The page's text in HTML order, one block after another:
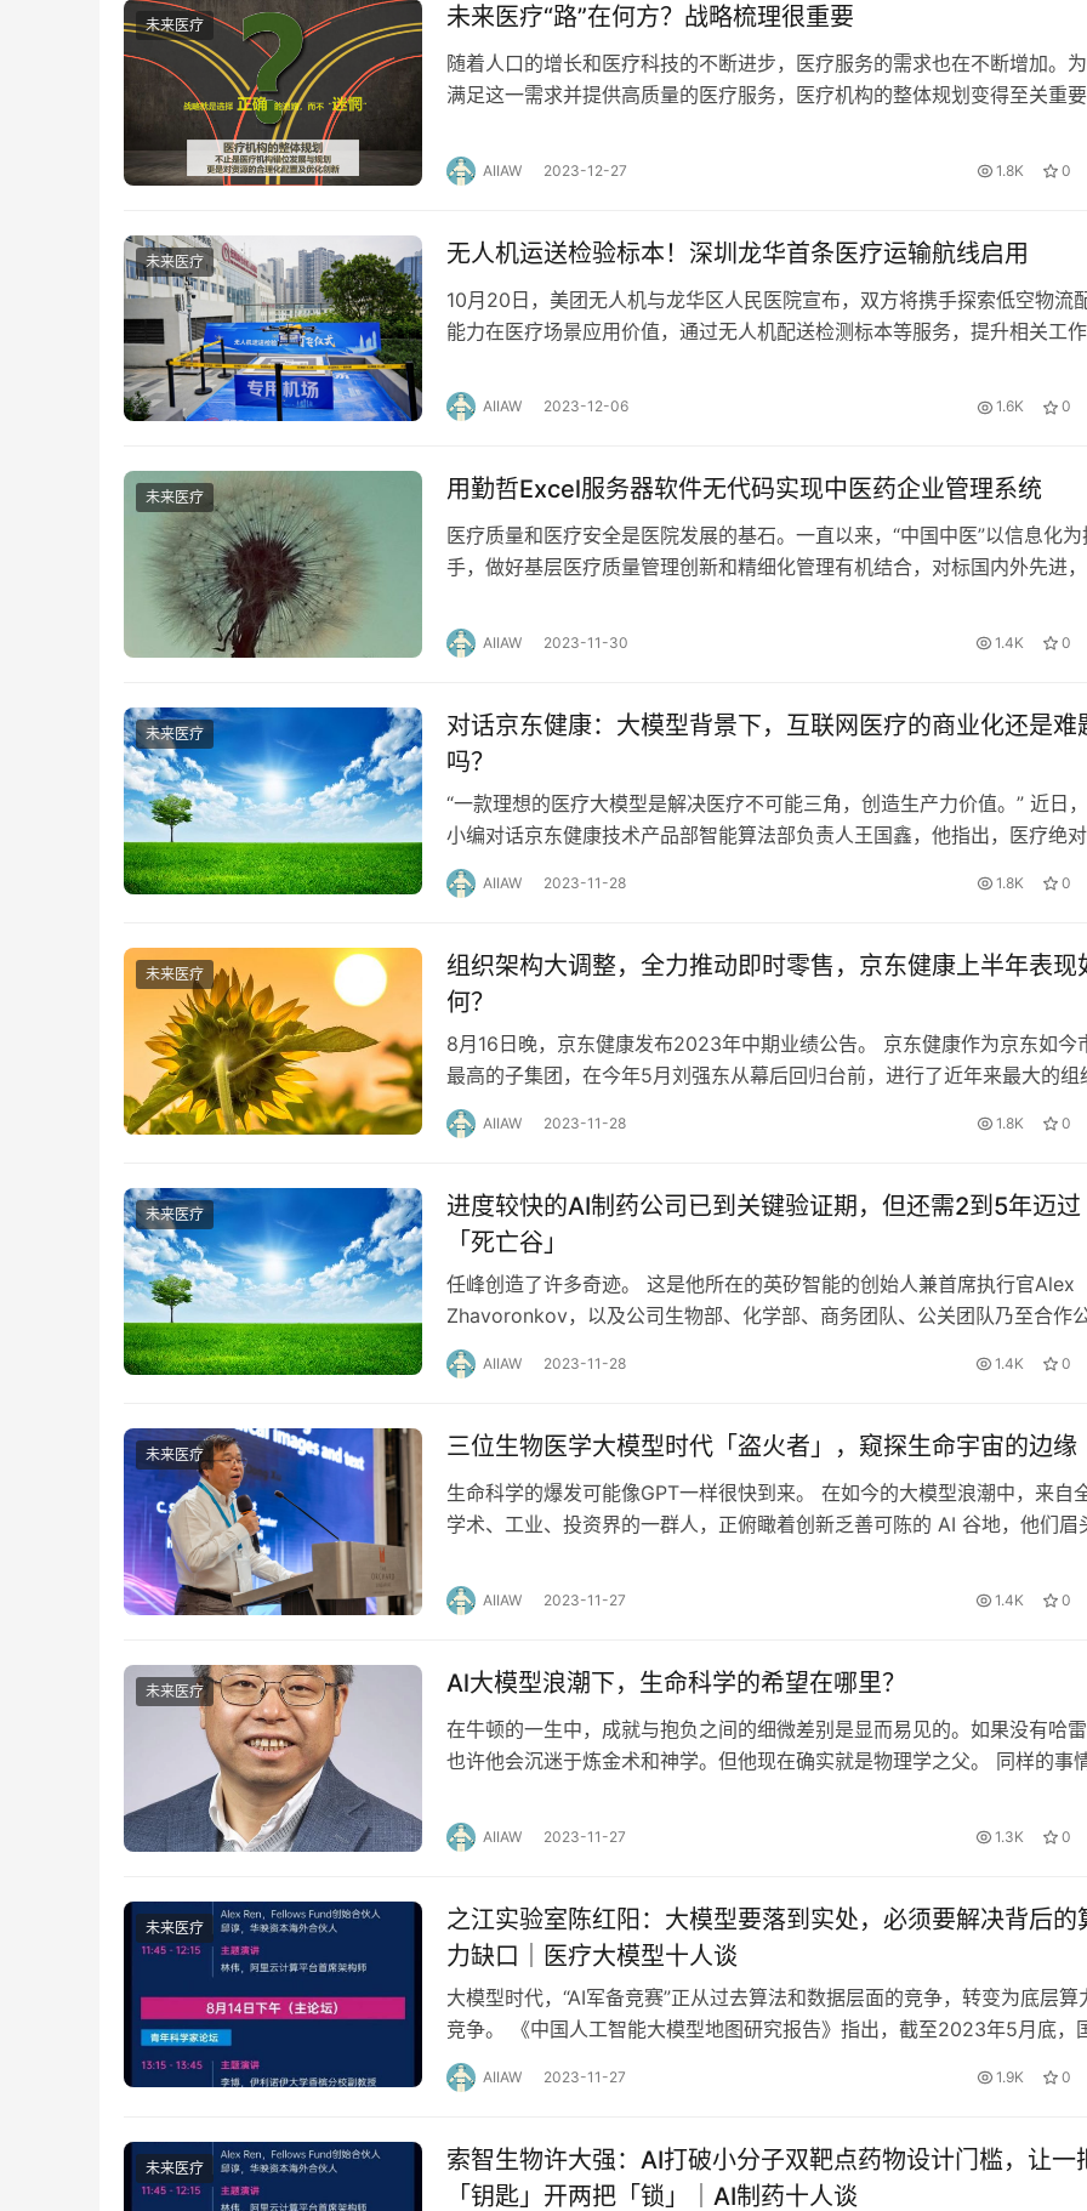
未来医疗 未来医疗“路”在何方？战略梳理很重要
随着人口的增长和医疗科技的不断进步，医疗服务的需求也在不断增加。
满足这一需求并提供高质量的医疗服务，医疗机构的整体规划变得至关重要
AIIAW 2023-12-27 1.8K 0
未来医疗 无人机运送检验标本！深圳龙华首条医疗运输航线启用
10月20日，美团无人机与龙华区人民医院宣布，双方将携手探索低空物流
能力在医疗场景应用价值，通过无人机配送检测标本等服务，提升相关工作
AIIAW 2023-12-06 1.6K 0
未来医疗 用勤哲Excel服务器软件无代码实现中医药企业管理系统
医疗质量和医疗安全是医院发展的基石。一直以来，“中国中医”以信息化为
手，做好基层医疗质量管理创新和精细化管理有机结合，对标国内外先进，
AIIAW 2023-11-30 1.4K 0
未来医疗
对话京东健康：大模型背景下，互联网医疗的商业化还是难
吗？
“一款理想的医疗大模型是解决医疗不可能三角，创造生产力价值。” 近日
小编对话京东健康技术产品部智能算法部负责人王国鑫，他指出，医疗绝对
给量不足是造成医疗“不可能”三角&#82…
AIIAW 2023-11-28 1.8K 0
未来医疗
组织架构大调整，全力推动即时零售，京东健康上半年表现
何？
8月16日晚，京东健康发布2023年中期业绩公告。 京东健康作为京东如今
最高的子集团，在今年5月刘强东从幕后回归台前，进行了近年来最大的组
革。新成立「即时零售部」、「线下医…
AIIAW 2023-11-28 1.8K 0
未来医疗
进度较快的AI制药公司已到关键验证期，但还需2到5年迈过
「死亡谷」
任峰创造了许多奇迹。 这是他所在的英矽智能的创始人兼首席执行官Alex
Zhavoronkov，以及公司生物部、化学部、商务团队、公关团队乃至合作
给出的一致评价。 任峰有一份漂…
AIIAW 2023-11-28 1.4K 0
未来医疗 三位生物医学大模型时代「盗火者」，窥探生命宇宙的边缘
生命科学的爆发可能像GPT一样很快到来。 在如今的大模型浪潮中，来自
学术、工业、投资界的一群人，正俯瞰着创新乏善可陈的 AI 谷地，他们眉
AIIAW 2023-11-27 1.4K 0
未来医疗 Al大模型浪潮下，生命科学的希望在哪里？
在牛顿的一生中，成就与抱负之间的细微差别是显而易见的。如果没有哈雷
也许他会沉迷于炼金术和神学。但他现在确实就是物理学之父。 同样的事
AIIAW 2023-11-27 1.3K 0
未来医疗
之江实验室陈红阳：大模型要落到实处，必须要解决背后的
力缺口｜医疗大模型十人谈
大模型时代，“AI军备竞赛”正从过去算法和数据层面的竞争，转变为底层算
竞争。 《中国人工智能大模型地图研究报告》指出，截至2023年5月底，
超10亿参数的AI大模型已达79…
AIIAW 2023-11-27 1.9K 0
未来医疗
索智生物许大强：AI打破小分子双靶点药物设计门槛，让一
「钥匙」开两把「锁」｜AI制药十人谈